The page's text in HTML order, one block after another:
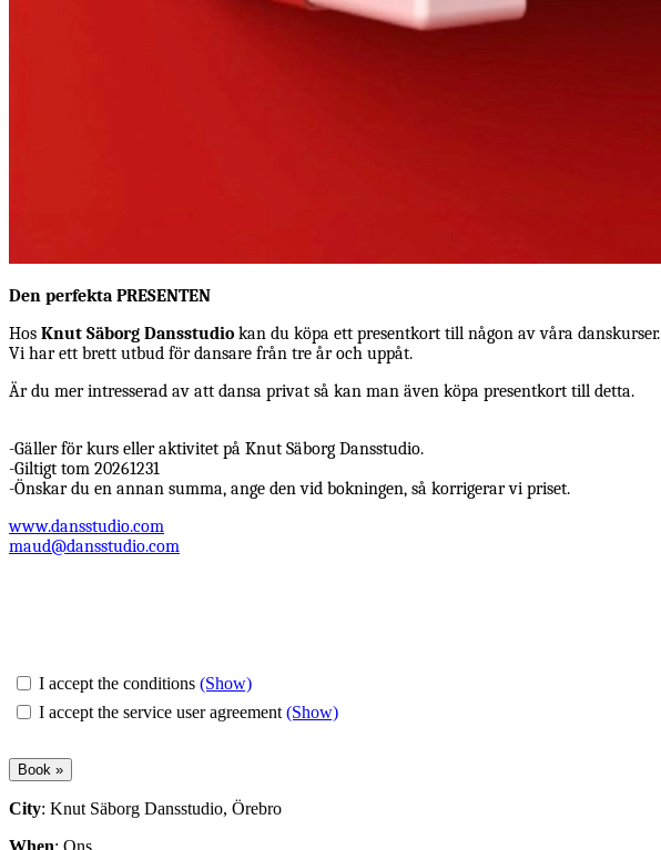
Den perfekta PRESENTEN
Hos Knut Säborg Dansstudio kan du köpa ett presentkort till någon av våra danskurser.
Vi har ett brett utbud för dansare från tre år och uppåt.
Är du mer intresserad av att dansa privat så kan man även köpa presentkort till detta.
-Gäller för kurs eller aktivitet på Knut Säborg Dansstudio.
-Giltigt tom 20261231
-Önskar du en annan summa, ange den vid bokningen, så korrigerar vi priset.
www.dansstudio.com
maud@dansstudio.com
I accept the conditions (Show)
I accept the service user agreement (Show)
City: Knut Säborg Dansstudio, Örebro
When: Ons